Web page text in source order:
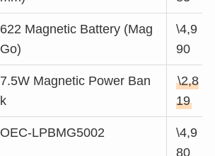
622 Magnetic Battery (Mag
Go)
\4,9
90
7.5W Magnetic Power Ban
k
\2,8
19
OEC-LPBMG5002
\4,9
80